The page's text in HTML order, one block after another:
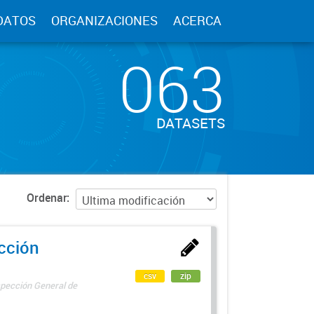
ORGANIZACIONES ACERCA
063
DATASETS
Ordenar
General de
csv zip